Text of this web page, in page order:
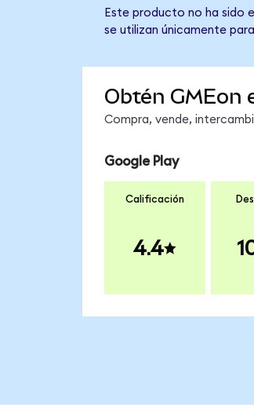
Este producto no ha sido
se utilizan únicamente
Obtén GMEon
Compra, vende,
Google Play
Calificación
4.4